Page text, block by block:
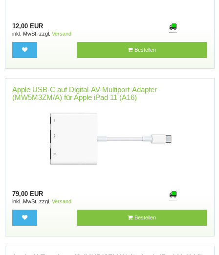
12,00 EUR
inkl. MwSt. zzgl. Versand
Bestellen
Apple USB-C auf Digital-AV-Multiport-Adapter
(MW5M3ZM/A) für Apple iPad 11 (A16)
79,00 EUR
inkl. MwSt. zzgl. Versand
Bestellen